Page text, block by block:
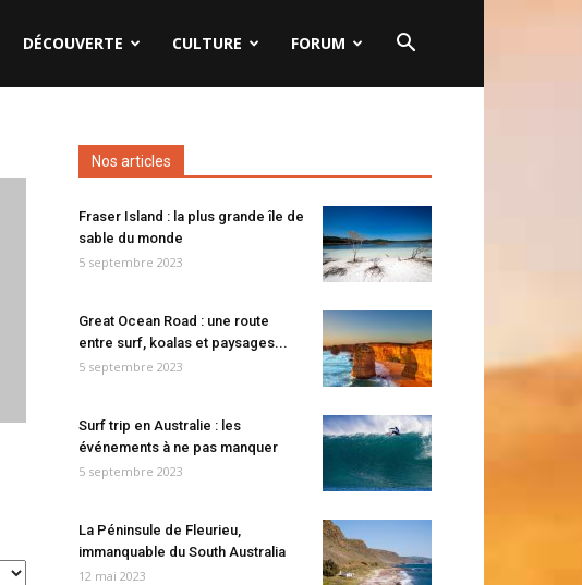
DÉCOUVERTE CULTURE FORUM
Nos articles
Fraser Island : la plus grande île de
sable du monde
5 septembre 2023
Great Ocean Road : une route
entre surf, koalas et paysages...
5 septembre 2023
Surf trip en Australie : les
événements à ne pas manquer
5 septembre 2023
La Péninsule de Fleurieu,
immanquable du South Australia
12 mai 2023